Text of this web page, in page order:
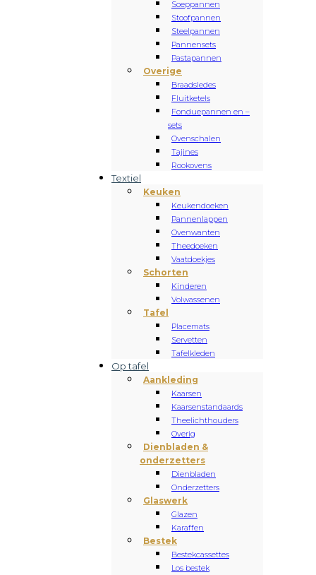
Soeppannen
Stoofpannen
Steelpannen
Pannensets
Pastapannen
Overige
Braadsledes
Fluitketels
Fonduepannen en –
sets
Ovenschalen
Tajines
Rookovens
Textiel
Keuken
Keukendoeken
Pannenlappen
Ovenwanten
Theedoeken
Vaatdoekjes
Schorten
Kinderen
Volwassenen
Tafel
Placemats
Servetten
Tafelkleden
Op tafel
Aankleding
Kaarsen
Kaarsenstandaards
Theelichthouders
Overig
Dienbladen &
onderzetters
Dienbladen
Onderzetters
Glaswerk
Glazen
Karaffen
Bestek
Bestekcassettes
Los bestek